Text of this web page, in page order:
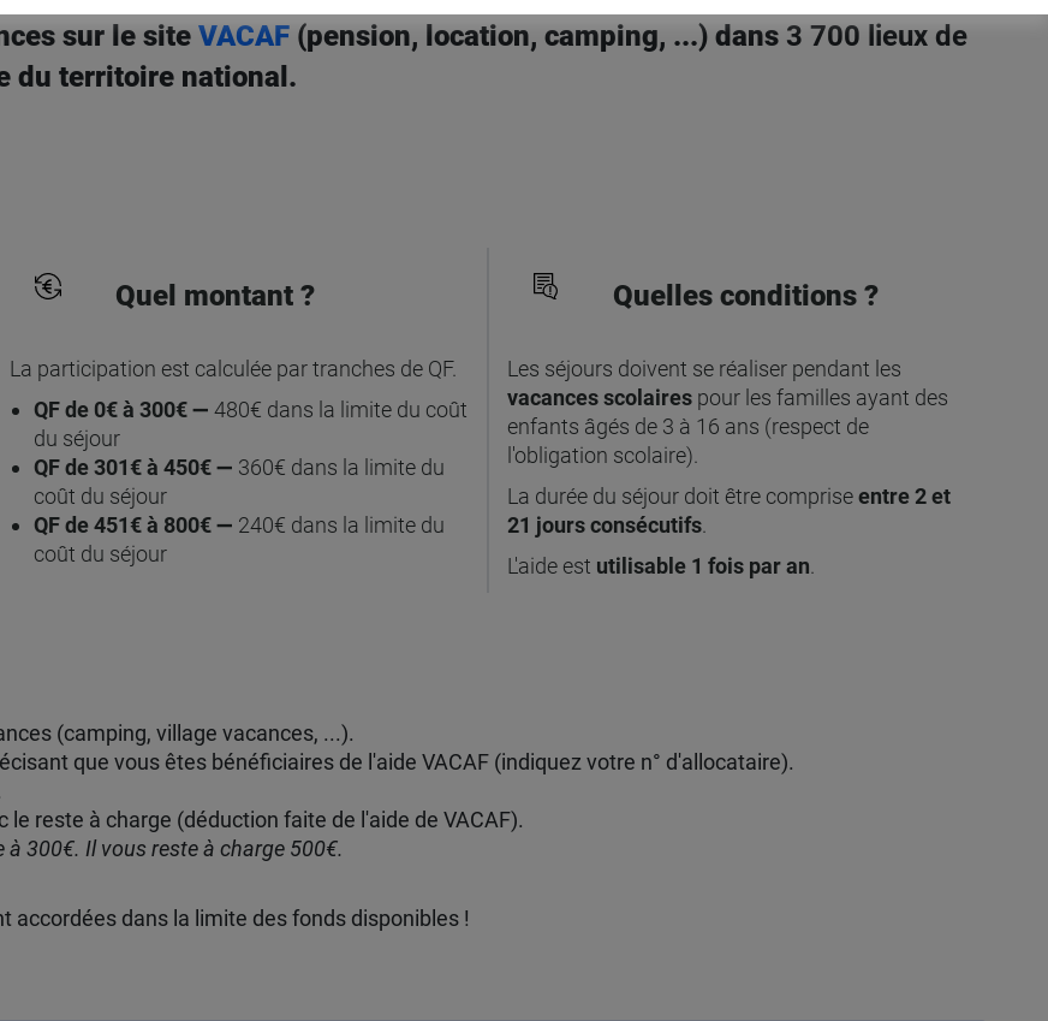
sur le site VACAF (pension, location, camping, ...) dans 3 700 lieux de
du territoire national.
Quel montant ?
La participation est calculée par tranches de QF.
QF de 0€ à 300€➖ 480€ dans la limite du coût
du séjour
QF de 301€ à 450€➖ 360€ dans la limite du
coût du séjour
QF de 451€ à 800€➖ 240€ dans la limite du
coût du séjour
Quelles conditions ?
Les séjours doivent se réaliser pendant les
vacances scolairespour les familles ayant des
enfants âgés de 3 à 16 ans (respect de
l'obligation scolaire).
La durée du séjour doit être compriseentre 2 et
21 jours consécutifs.
L'aide est utilisable 1 fois par an
(camping, village vacances, ...).
que vous êtes bénéficiaires de l'aide VACAF (indiquez votre n° d'allocataire).
reste à charge (déduction faite de l'aide de VACAF).
à 300€. Il vous reste à charge 500€.
accordées dans la limite des fonds disponibles !